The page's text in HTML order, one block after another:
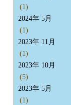
(1)
2024年 5月
(1)
2023年 11月
(1)
2023年 10月
(5)
2023年 5月
(1)